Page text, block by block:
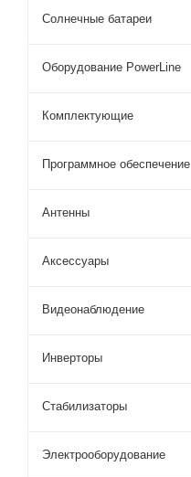
Солнечные батареи
Оборудование PowerLine
Комплектующие
Программное обеспечение
Антенны
Аксессуары
Видеонаблюдение
Инверторы
Стабилизаторы
Электрооборудование